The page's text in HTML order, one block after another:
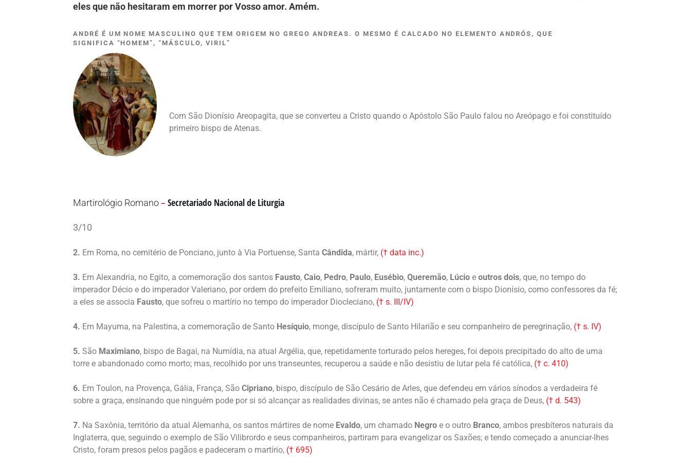
eles que não hesitaram em morrer por Vosso amor. Amém.
ANDRÉ É UM NOME MASCULINO QUE TEM ORIGEM NO GREGO ANDREAS. O MESMO É CALCADO NO ELEMENTO ANDRÓS, QUE
SIGNIFICA “HOMEM”, “MÁSCULO, VIRIL”
Com São Dionísio Areopagita, que se converteu a Cristo quando o Apóstolo São Paulo falou no Areópago e foi constituído
primeiro bispo de Atenas.
Martirológio Romano– Secretariado Nacional de Liturgia
3/10
2. Em Roma, no cemitério de Ponciano, junto à Via Portuense, Santa Cândida, mártir, († data inc.)
3. Em Alexandria, no Egito, a comemoração dos santos Fausto, Caio, Pedro, Paulo, Eusébio, Queremão, Lúcio e outros dois, que, no tempo do
imperador Décio e do imperador Valeriano, por ordem do prefeito Emiliano, sofreram muito, juntamente com o bispo Dionísio, como confessores da fé;
a eles se associa Fausto, que sofreu o martírio no tempo do imperador Diocleciano, († s. III/IV)
4. Em Mayuma, na Palestina, a comemoração de Santo Hesíquio, monge, discípulo de Santo Hilarião e seu companheiro de peregrinação, († s. IV)
5. São Maximiano, bispo de Bagai, na Numídia, na atual Argélia, que, repetidamente torturado pelos hereges, foi depois precipitado do alto de uma
torre e abandonado como morto; mas, recolhido por uns transeuntes, recuperou a saúde e não desistiu de lutar pela fé católica, († c. 410)
6. Em Toulon, na Provença, Gália, França, São Cipriano, bispo, discípulo de São Cesário de Arles, que defendeu em vários sínodos a verdadeira fé
sobre a graça, ensinando que ninguém pode por si só alcançar as realidades divinas, se antes não é chamado pela graça de Deus, († d. 543)
7. Na Saxônia, território da atual Alemanha, os santos mártires de nome Evaldo, um chamado Negro e o outro Branco, ambos presbíteros naturais da
Inglaterra, que, seguindo o exemplo de São Vilibrordo e seus companheiros, partiram para evangelizar os Saxões; e tendo começado a anunciar-lhes
Cristo, foram presos pelos pagãos e padeceram o martírio, († 695)